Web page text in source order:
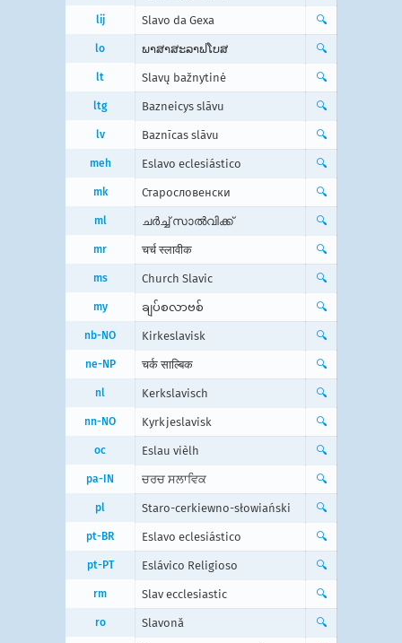
lij Slavo da Gexa 🔍
lo ພາສາສະລາຟໂບສ 🔍
lt Slavų bažnytinė 🔍
ltg Bazneicys slāvu 🔍
lv Baznīcas slāvu 🔍
meh Eslavo eclesiástico 🔍
mk Старословенски 🔍
ml ചര്‍ച്ച്‌ സാല്‍വിക്ക്‌ 🔍
mr चर्च स्लावीक 🔍
ms Church Slavic 🔍
my ချပ်စလာဗစ် 🔍
nb-NO Kirkeslavisk 🔍
ne-NP चर्क साल्बिक 🔍
nl Kerkslavisch 🔍
nn-NO Kyrkjeslavisk 🔍
oc Eslau vièlh 🔍
pa-IN ਚਰਚ ਸਲਾਵਿਕ 🔍
pl Staro-cerkiewno-słowiański 🔍
pt-BR Eslavo eclesiástico 🔍
pt-PT Eslávico Religioso 🔍
rm Slav ecclesiastic 🔍
ro Slavonă 🔍